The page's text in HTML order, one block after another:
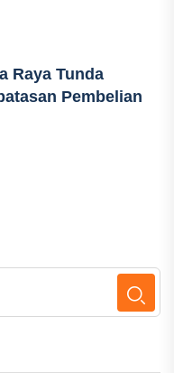
Raya Tunda
Pembelian